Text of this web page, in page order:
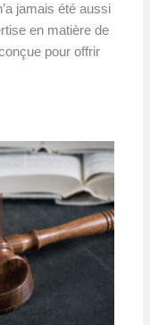
jamais été aussi
en matière de
pour offrir